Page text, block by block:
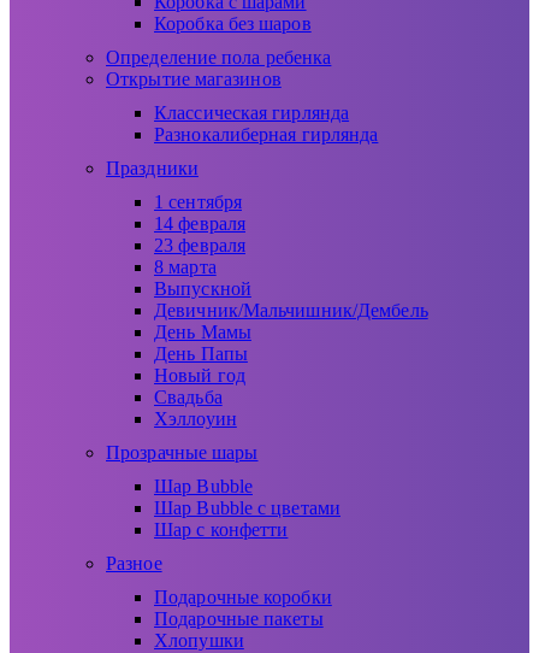
Коробка без шаров
Определение пола ребенка
Открытие магазинов
Классическая гирлянда
Разнокалиберная гирлянда
Праздники
1 сентября
14 февраля
23 февраля
8 марта
Выпускной
Девичник/Мальчишник/Дембель
День Мамы
День Папы
Новый год
Свадьба
Хэллоуин
Прозрачные шары
Шар Bubble
Шар Bubble с цветами
Шар с конфетти
Разное
Подарочные коробки
Подарочные пакеты
Хлопушки